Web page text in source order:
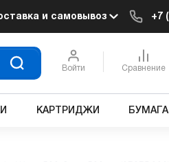
и самовывоз +7
Войти Сравнение
КАРТРИДЖИ БУМАГА